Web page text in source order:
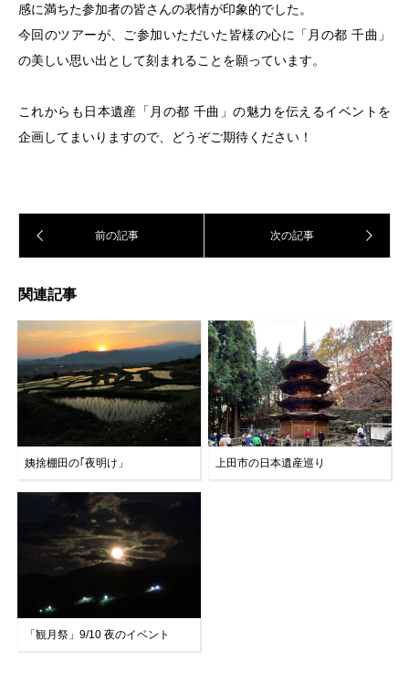
感に満ちた参加者の皆さんの表情が印象的でした。
今回のツアーが、ご参加いただいた皆様の心に「月の都 千曲」
の美しい思い出として刻まれることを願っています。
これからも日本遺産「月の都 千曲」の魅力を伝えるイベントを
企画してまいりますので、どうぞご期待ください！
関連記事
姨捨棚田の｢夜明け」 上田市の日本遺産巡り
「観月祭」9/10 夜のイベント